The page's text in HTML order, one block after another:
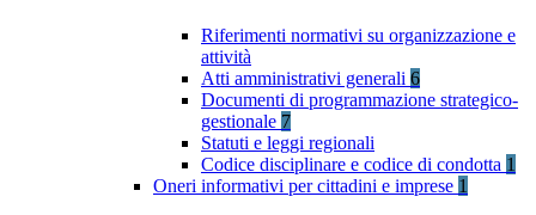
Riferimenti normativi su organizzazione e
attività
Atti amministrativi generali 6
Documenti di programmazione strategico-
gestionale 7
Statuti e leggi regionali
Codice disciplinare e codice di condotta 1
Oneri informativi per cittadini e imprese 1